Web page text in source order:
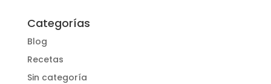
Categorías
Blog
Recetas
Sin categoría